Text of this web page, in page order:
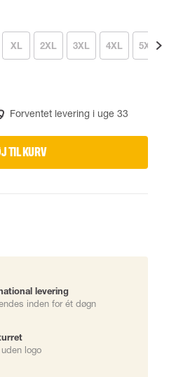
XL 2XL 3XL 4XL 5XL
Forventet levering i uge 33
TIL KURV
levering
inden for ét døgn
logo